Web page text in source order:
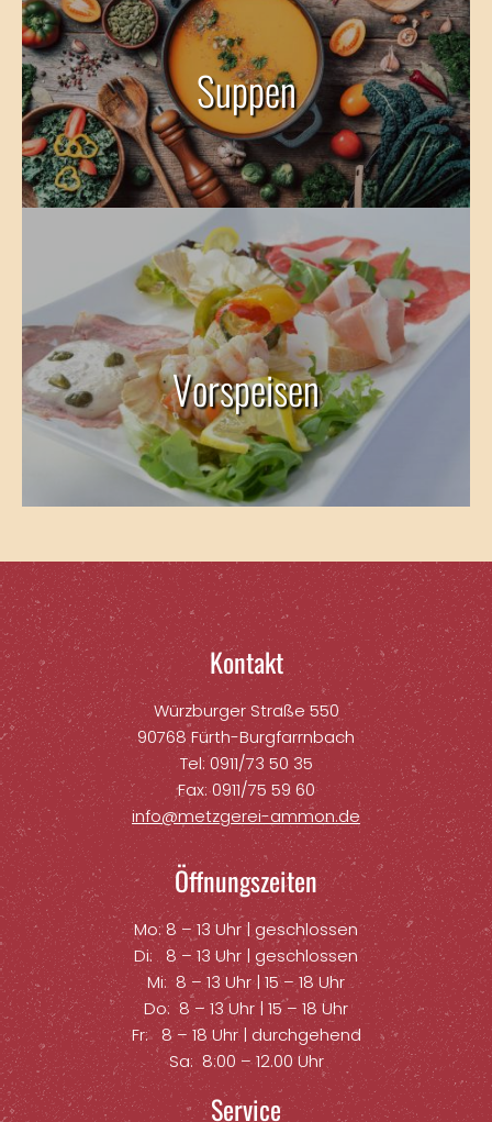
Suppen
Vorspeisen
Kontakt
Würzburger Straße 550
90768 Fürth-Burgfarrnbach
Tel: 0911/73 50 35
Fax: 0911/75 59 60
info@metzgerei-ammon.de
Öffnungszeiten
Mo: 8 – 13 Uhr | geschlossen
Di: 8 – 13 Uhr | geschlossen
Mi: 8 – 13 Uhr | 15 – 18 Uhr
Do: 8 – 13 Uhr | 15 – 18 Uhr
Fr: 8 – 18 Uhr | durchgehend
Sa: 8:00 – 12.00 Uhr
Service